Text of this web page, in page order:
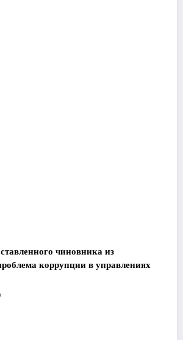
чиновника из
коррупции в управлениях